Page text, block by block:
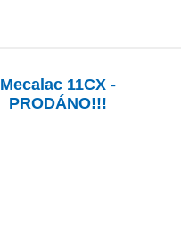
Mecalac 11CX -
PRODÁNO!!!